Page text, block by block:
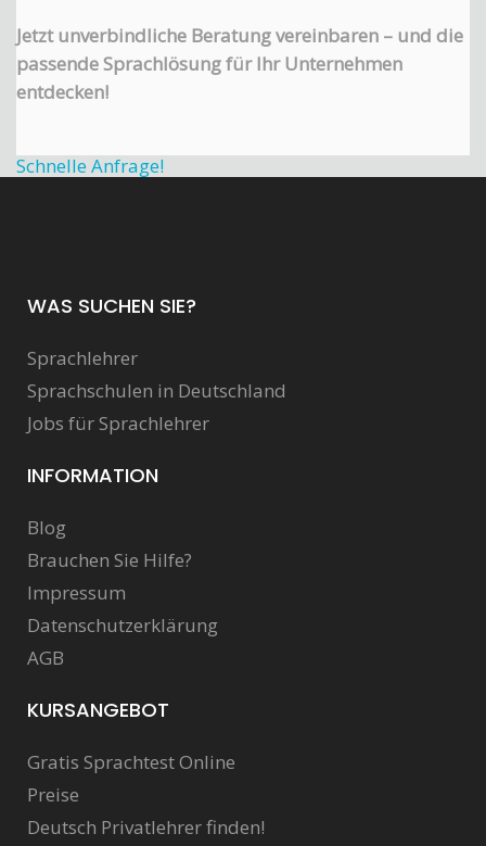
Jetzt unverbindliche Beratung vereinbaren – und die
passende Sprachlösung für Ihr Unternehmen
entdecken!
Schnelle Anfrage!
WAS SUCHEN SIE?
Sprachlehrer
Sprachschulen in Deutschland
Jobs für Sprachlehrer
INFORMATION
Blog
Brauchen Sie Hilfe?
Impressum
Datenschutzerklärung
AGB
KURSANGEBOT
Gratis Sprachtest Online
Preise
Deutsch Privatlehrer finden!